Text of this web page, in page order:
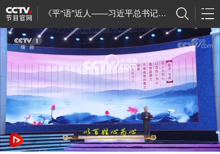
《平“语”近人——习近平总书记用典》
网络开小差了，请稍后再试